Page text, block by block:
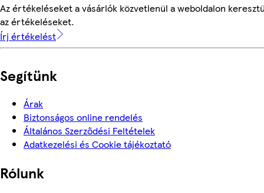
Az értékeléseket a vásárlók közvetlenül a weboldalon
az értékeléseket.
Írj értékelést
Segítünk
Árak
Biztonságos online rendelés
Általános Szerződési Feltételek
Adatkezelési és Cookie tájékoztató
Rólunk